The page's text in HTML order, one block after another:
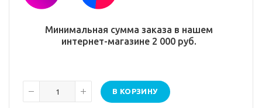
Минимальная сумма заказа в нашем
интернет-магазине 2 000 руб.
В КОРЗИНУ